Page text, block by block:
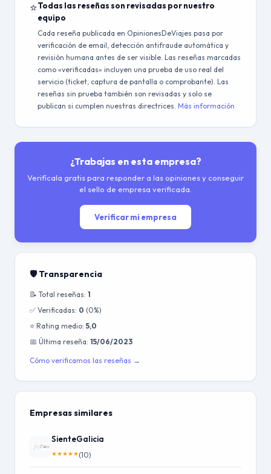
⭐Todas las reseñas son revisadas por nuestro
equipo
Cada reseña publicada en OpinionesDeViajes pasa por
verificación de email, detección antifraude automática y
revisión humana antes de ser visible. Las reseñas marcadas
como «verificadas» incluyen una prueba de uso real del
servicio (ticket, captura de pantalla o comprobante). Las
reseñas sin prueba también son revisadas y solo se
publican si cumplen nuestras directrices. Más información
¿Trabajas en esta empresa?
Verifícala gratis para responder a las opiniones y conseguir
el sello de empresa verificada.
Verificar mi empresa
🛡️ Transparencia
📝 Total reseñas: 1
✅ Verificadas: 0 (0%)
⭐ Rating medio: 5,0
📅 Última reseña: 15/06/2023
Cómo verificamos las reseñas →
Empresas similares
SienteGalicia
★★★★★(10)